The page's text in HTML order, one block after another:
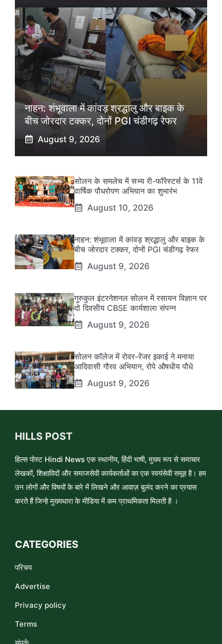
नाहन: शंभूवाला में कांवड़ श्रद्धालु और बाइक के
बीच जोरदार टक्कर, दोनों PGI चंडीगढ़ रेफर
August 9, 2026
सोलन के समलेच में सभ्य री-फॉरेस्टर्स के 11वें
वार्षिक पौधरोपण अभियान का शुभारंभ
August 10, 2026
नाहन: शंभूवाला में कांवड़ श्रद्धालु और बाइक के
बीच जोरदार टक्कर, दोनों PGI चंडीगढ़ रेफर
August 9, 2026
गुरुकुल इंटरनेशनल सोलन में रसायन विज्ञान पर
दो दिवसीय CBSE कार्यशाला संपन्न
August 9, 2026
सोलन कॉलेज में रोवर-रेंजर इकाई ने मनाया
आदिवासी गौरव अभियान, रोपे औषधीय पौधे
August 9, 2026
HILLS POST
हिल्स पोस्ट Hindi News एक स्थानीय, हिंदी भाषी, मुख्य रूप से समाचार
लेखकों, शिक्षाविदों और समाजसेवी कार्यकर्ताओं का एक स्वयंसेवी समूह है। हम
उन लोगों और विषयों के बारे में लिखने और आवाज़ बुलंद करने का प्रयास
करते हैं जिन्हे मुख्यधारा के मीडिया में कम प्राथमिकता मिलती है ।
CATEGORIES
परिचय
Advertise
Privacy policy
Terms